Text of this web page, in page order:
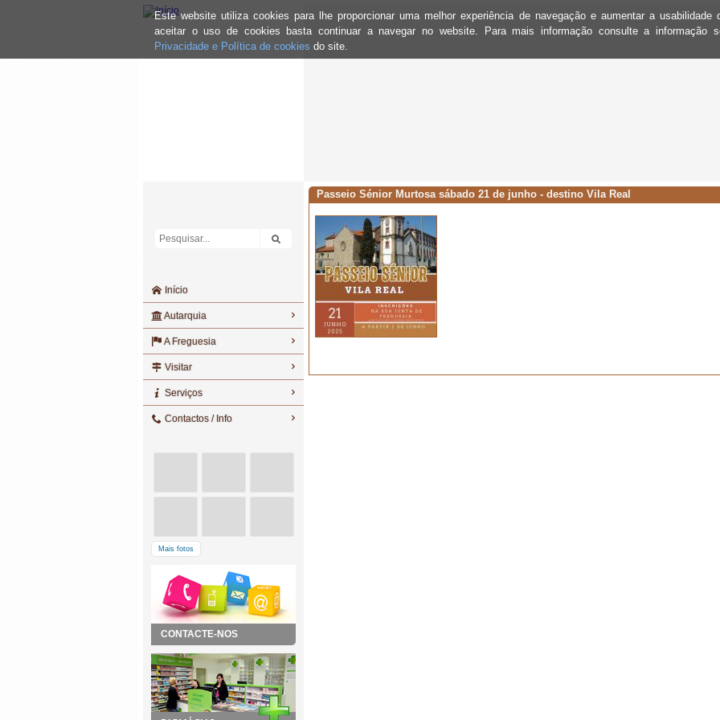
Este website utiliza cookies para lhe proporcionar uma melhor experiência de navegação e aumentar a usabilidade
aceitar o uso de cookies basta continuar a navegar no website. Para mais informação consulte a informação
Privacidade e Política de cookies do site.
Início
Autarquia
A Freguesia
Visitar
Serviços
Contactos / Info
Mais fotos
CONTACTE-NOS
Passeio Sénior Murtosa sábado 21 de junho - destino Vila Real